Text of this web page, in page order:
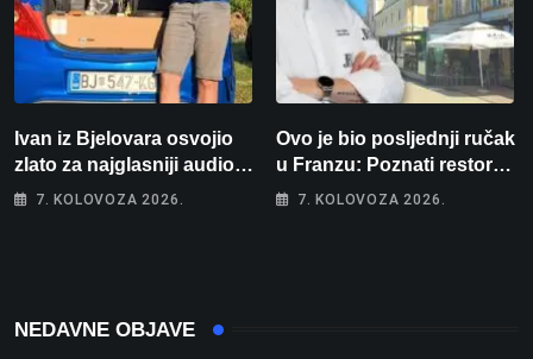
Ivan iz Bjelovara osvojio
zlato za najglasniji audio
sustav i srušio osobni
7. KOLOVOZA 2026.
Ovo je bio posljednji ručak
u Franzu: Poznati restoran
otišao u povijest, a
7. KOLOVOZA 2026.
NEDAVNE OBJAVE